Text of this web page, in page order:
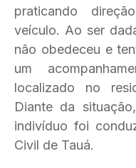
praticando
veículo. Ao ser
não obedeceu e
um
localizado no
Diante da
indivíduo foi
Civil de Tauá.